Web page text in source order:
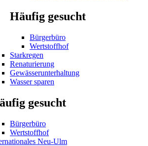
Häufig gesucht
Bürgerbüro
Wertstoffhof
Starkregen
Renaturierung
Gewässerunterhaltung
Wasser sparen
gesucht
Bürgerbüro
Wertstoffhof
Neu-Ulm